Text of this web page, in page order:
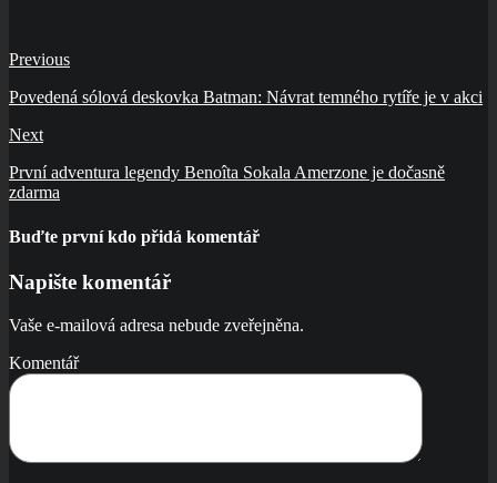
Previous
Povedená sólová deskovka Batman: Návrat temného rytíře je v akci
Next
První adventura legendy Benoîta Sokala Amerzone je dočasně
zdarma
Buďte první kdo přidá komentář
Napište komentář
Vaše e-mailová adresa nebude zveřejněna.
Komentář